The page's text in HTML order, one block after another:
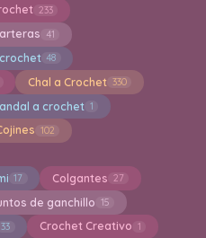
233
41
48
Chal a Crochet 330
a crochet 1
102
17 Colgantes 27
de ganchillo 15
33 Crochet Creativo 1